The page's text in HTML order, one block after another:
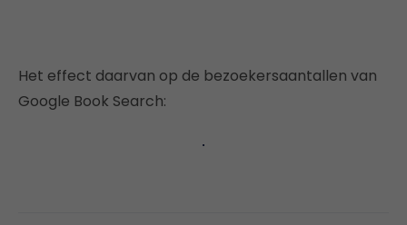
Het effect daarvan op de bezoekersaantallen van
Google Book Search: